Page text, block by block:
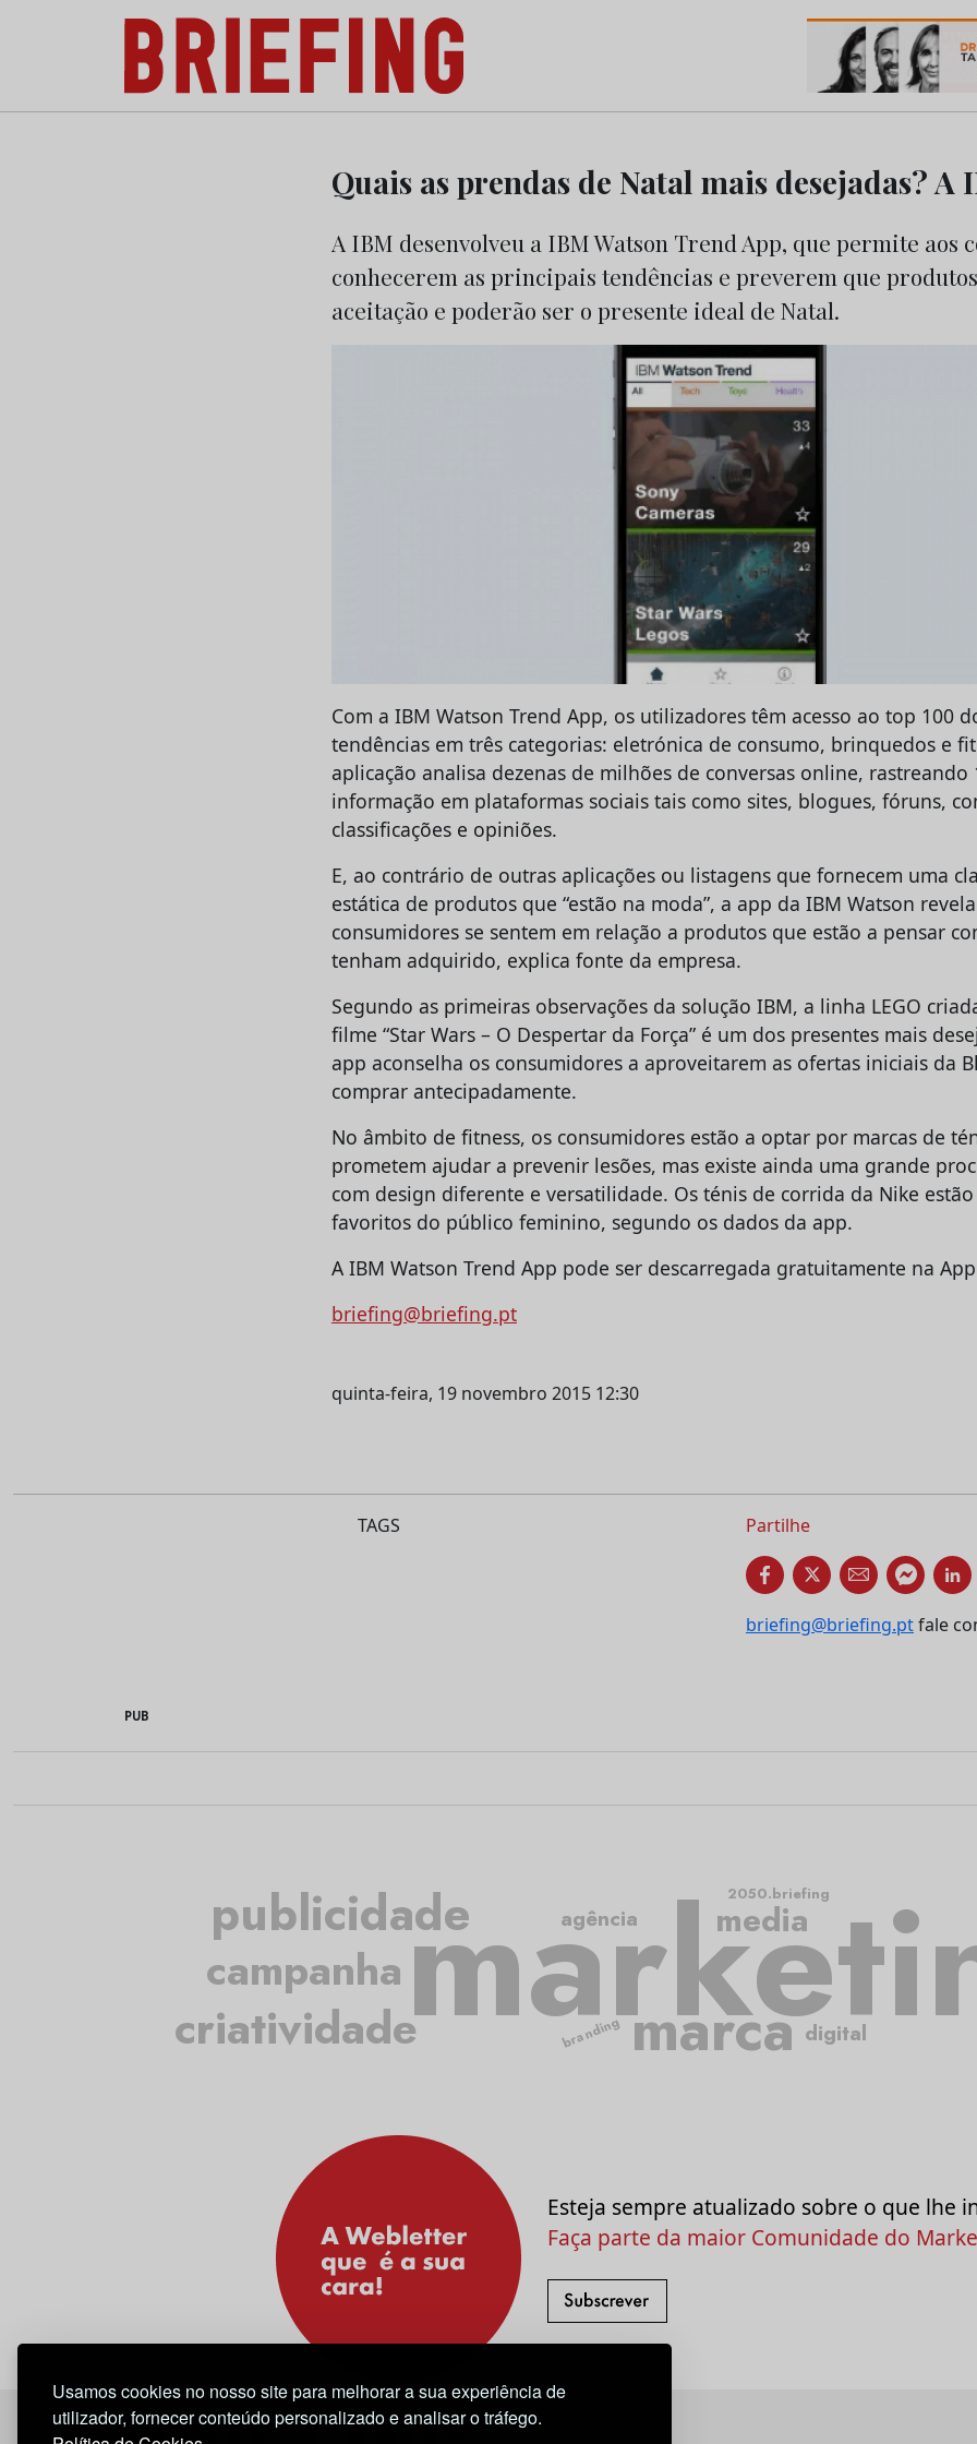
Usamos cookies no nosso site para melhorar a sua experiência de
utilizador, fornecer conteúdo personalizado e analisar o tráfego.
Briefing: Todas as notícias sobre os negócios do Marketing e da Publicidade
Quais as prendas de Natal mais desejadas?
A IBM desenvolveu a IBM Watson Trend App, que permite aos
conhecerem as principais tendências e preverem que
aceitação e poderão ser o presente ideal de Natal.
Com a IBM Watson Trend App, os utilizadores têm acesso ao top 100
tendências em três categorias: eletrónica de consumo, brinquedos e
aplicação analisa dezenas de milhões de conversas online,
informação em plataformas sociais tais como sites, blogues, fóruns,
classificações e opiniões.
E, ao contrário de outras aplicações ou listagens que fornecem uma
estática de produtos que “estão na moda”, a app da IBM Watson
consumidores se sentem em relação a produtos que estão a pensar
tenham adquirido, explica fonte da empresa.
Segundo as primeiras observações da solução IBM, a linha LEGO
filme “Star Wars – O Despertar da Força” é um dos presentes mais
app aconselha os consumidores a aproveitarem as ofertas iniciais da
comprar antecipadamente.
No âmbito de fitness, os consumidores estão a optar por marcas de
prometem ajudar a prevenir lesões, mas existe ainda uma grande
com design diferente e versatilidade. Os ténis de corrida da Nike
favoritos do público feminino, segundo os dados da app.
A IBM Watson Trend App pode ser descarregada gratuitamente na
briefing@briefing.pt
quinta-feira, 19 novembro 2015 12:30
TAGS Partilhe
briefing@briefing.ptfale
PUB
publicidade
marca
criatividade
campanha
media
agência
digital
2050.briefing
branding
Esteja sempre atualizado sobre o que lhe
Faça parte da maior Comunidade do